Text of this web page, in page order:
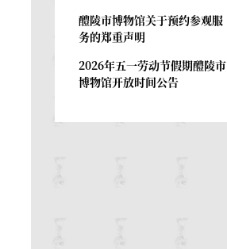
醴陵市博物馆关于预约参观服
务的郑重声明
2026年五一劳动节假期醴陵市
博物馆开放时间公告